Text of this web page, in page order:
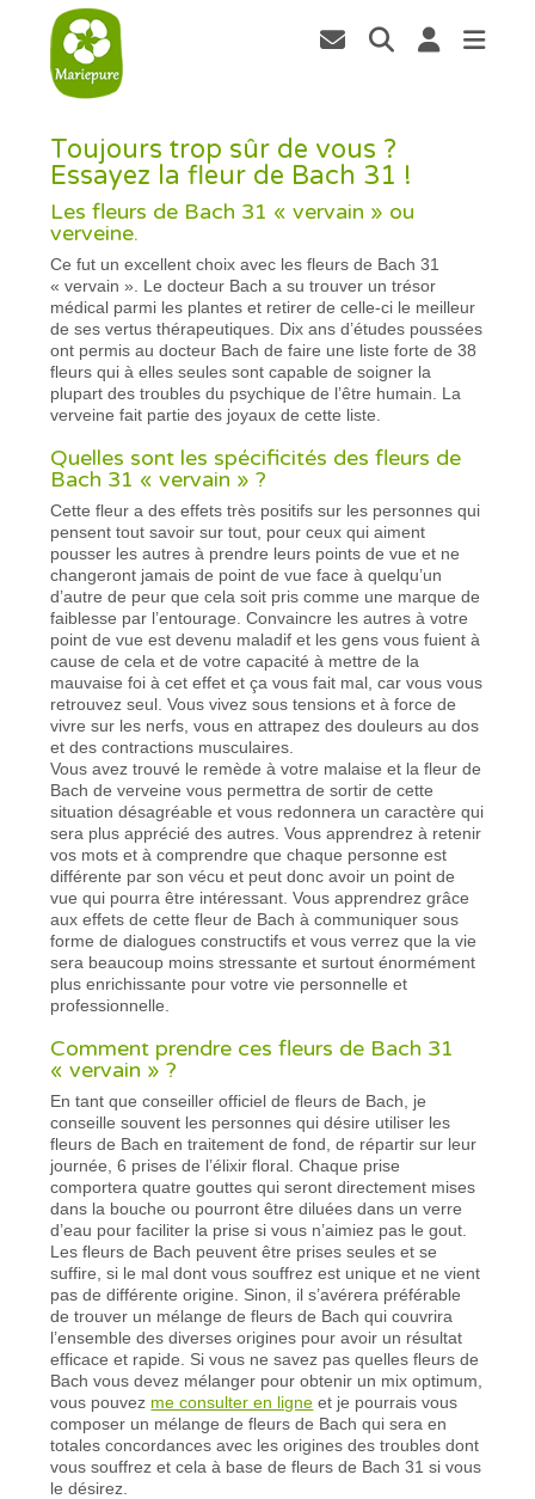
Toujours trop sûr de vous ?
Essayez la fleur de Bach 31 !
Les fleurs de Bach 31 « vervain » ou
verveine.
Ce fut un excellent choix avec les fleurs de Bach 31
« vervain ». Le docteur Bach a su trouver un trésor
médical parmi les plantes et retirer de celle-ci le meilleur
de ses vertus thérapeutiques. Dix ans d’études poussées
ont permis au docteur Bach de faire une liste forte de 38
fleurs qui à elles seules sont capable de soigner la
plupart des troubles du psychique de l’être humain. La
verveine fait partie des joyaux de cette liste.
Quelles sont les spécificités des fleurs de
Bach 31 « vervain » ?
Cette fleur a des effets très positifs sur les personnes qui
pensent tout savoir sur tout, pour ceux qui aiment
pousser les autres à prendre leurs points de vue et ne
changeront jamais de point de vue face à quelqu’un
d’autre de peur que cela soit pris comme une marque de
faiblesse par l’entourage. Convaincre les autres à votre
point de vue est devenu maladif et les gens vous fuient à
cause de cela et de votre capacité à mettre de la
mauvaise foi à cet effet et ça vous fait mal, car vous vous
retrouvez seul. Vous vivez sous tensions et à force de
vivre sur les nerfs, vous en attrapez des douleurs au dos
et des contractions musculaires.
Vous avez trouvé le remède à votre malaise et la fleur de
Bach de verveine vous permettra de sortir de cette
situation désagréable et vous redonnera un caractère qui
sera plus apprécié des autres. Vous apprendrez à retenir
vos mots et à comprendre que chaque personne est
différente par son vécu et peut donc avoir un point de
vue qui pourra être intéressant. Vous apprendrez grâce
aux effets de cette fleur de Bach à communiquer sous
forme de dialogues constructifs et vous verrez que la vie
sera beaucoup moins stressante et surtout énormément
plus enrichissante pour votre vie personnelle et
professionnelle.
Comment prendre ces fleurs de Bach 31
« vervain » ?
En tant que conseiller officiel de fleurs de Bach, je
conseille souvent les personnes qui désire utiliser les
fleurs de Bach en traitement de fond, de répartir sur leur
journée, 6 prises de l’élixir floral. Chaque prise
comportera quatre gouttes qui seront directement mises
dans la bouche ou pourront être diluées dans un verre
d’eau pour faciliter la prise si vous n’aimiez pas le gout.
Les fleurs de Bach peuvent être prises seules et se
suffire, si le mal dont vous souffrez est unique et ne vient
pas de différente origine. Sinon, il s’avérera préférable
de trouver un mélange de fleurs de Bach qui couvrira
l’ensemble des diverses origines pour avoir un résultat
efficace et rapide. Si vous ne savez pas quelles fleurs de
Bach vous devez mélanger pour obtenir un mix optimum,
vous pouvez me consulter en ligne et je pourrais vous
composer un mélange de fleurs de Bach qui sera en
totales concordances avec les origines des troubles dont
vous souffrez et cela à base de fleurs de Bach 31 si vous
le désirez.